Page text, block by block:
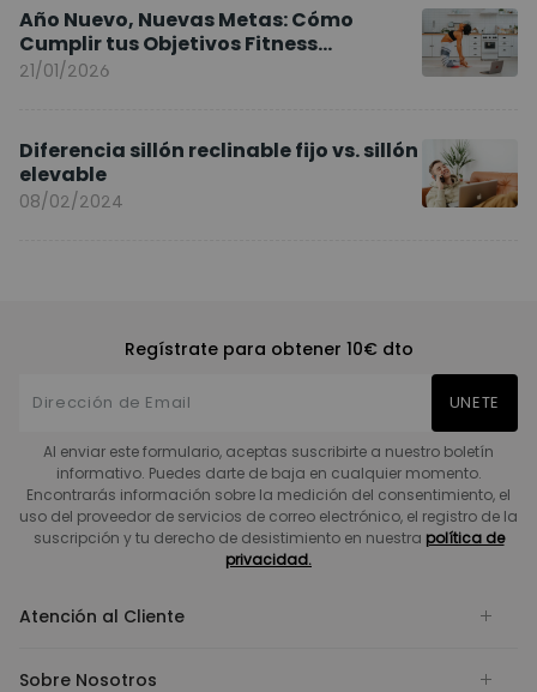
Año Nuevo, Nuevas Metas: Cómo
Cumplir tus Objetivos Fitness
Entrenando en Casa
21/01/2026
Diferencia sillón reclinable fijo vs. sillón
elevable
08/02/2024
Regístrate para obtener 10€ dto
UNETE
Al enviar este formulario, aceptas suscribirte a nuestro boletín
informativo. Puedes darte de baja en cualquier momento.
Encontrarás información sobre la medición del consentimiento, el
uso del proveedor de servicios de correo electrónico, el registro de la
suscripción y tu derecho de desistimiento en nuestra política de
privacidad.
Atención al Cliente
Sobre Nosotros